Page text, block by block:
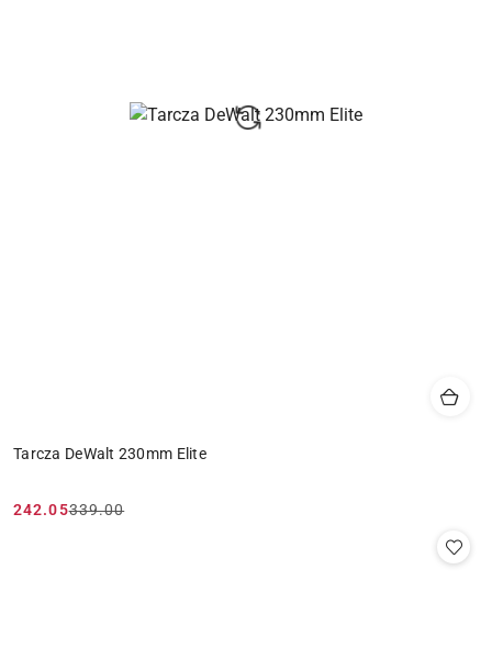
Tarcza DeWalt 230mm Elite
Cena
242.05
Cena
339.00